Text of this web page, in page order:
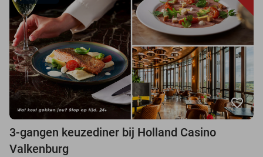
favorite_border
3-gangen keuzediner bij Holland Casino
Valkenburg